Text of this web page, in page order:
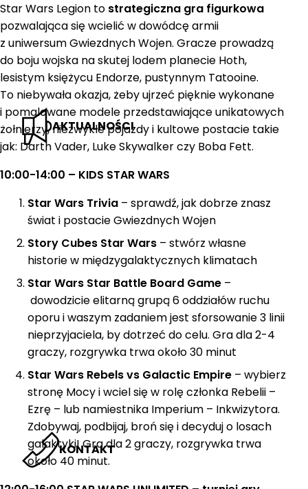
AKTUALNOŚCI
KONTAKT
Star Wars Legion to strategiczna gra figurkowa
pozwalająca się wcielić w dowódcę armii
z uniwersum Gwiezdnych Wojen. Gracze prowadzą
do boju wojska na skutej lodem planecie Hoth,
lesistym księżycu Endorze, pustynnym Tatooine.
To niebywała okazja, żeby ujrzeć pięknie wykonane
i pomalowane modele przedstawiające unikatowych
żołnierzy, niezwykłe pojazdy i kultowe postacie takie
jak: Darth Vader, Luke Skywalker czy Boba Fett.
10:00-14:00 – KIDS STAR WARS
Star Wars Trivia – sprawdź, jak dobrze znasz
świat i postacie Gwiezdnych Wojen
Story Cubes Star Wars – stwórz własne
historie w międzygalaktycznych klimatach
Star Wars Star Battle Board Game –
dowodzicie elitarną grupą 6 oddziałów ruchu
oporu i waszym zadaniem jest sforsowanie 3 linii
nieprzyjaciela, by dotrzeć do celu. Gra dla 2-4
graczy, rozgrywka trwa około 30 minut
Star Wars Rebels vs Galactic Empire – wybierz
stronę Mocy i wciel się w rolę członka Rebelii –
Ezrę – lub namiestnika Imperium – Inkwizytora.
Zdobywaj, podbijaj, broń się i decyduj o losach
galaktyki! Gra dla 2 graczy, rozgrywka trwa
około 40 minut.